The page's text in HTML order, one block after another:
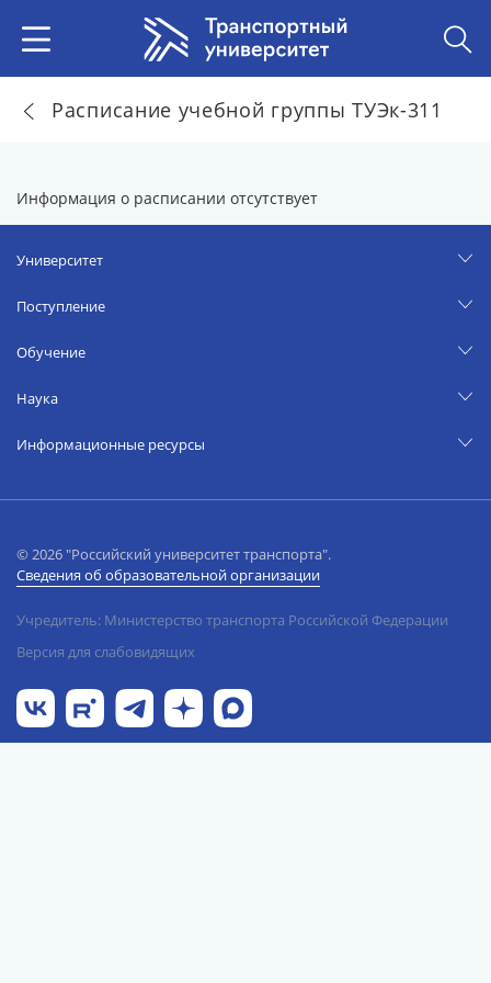
Расписание учебной группы ТУЭк-311
Информация о расписании отсутствует
Университет
Поступление
Обучение
Наука
Информационные ресурсы
© 2026 "Российский университет транспорта".
Сведения об образовательной организации
Учредитель: Министерство транспорта Российской Федерации
Версия для слабовидящих